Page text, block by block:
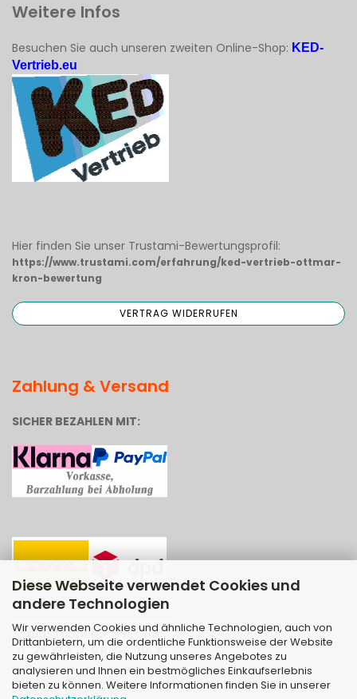
Diese Webseite verwendet Cookies und
andere Technologien
Wir verwenden Cookies und ähnliche Technologien, auch von
Drittanbietern, um die ordentliche Funktionsweise der Website
zu gewährleisten, die Nutzung unseres Angebotes zu
analysieren und Ihnen ein bestmögliches Einkaufserlebnis
bieten zu können. Weitere Informationen finden Sie in unserer
Weitere Infos
Besuchen Sie auch unseren zweiten Online-Shop: KED-
Vertrieb.eu
Hier finden Sie unser Trustami-Bewertungsprofil:
https://www.trustami.com/erfahrung/ked-vertrieb-ottmar-
kron-bewertung
Zahlung & Versand
SICHER BEZAHLEN MIT: